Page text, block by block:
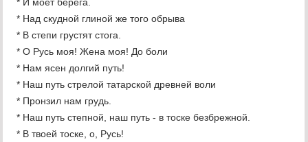
* И моет берега.
* Над скудной глиной же того обрыва
* В степи грустят стога.
* О Русь моя! Жена моя! До боли
* Нам ясен долгий путь!
* Наш путь стрелой татарской древней воли
* Пронзил нам грудь.
* Наш путь степной, наш путь - в тоске безбрежной.
* В твоей тоске, о, Русь!